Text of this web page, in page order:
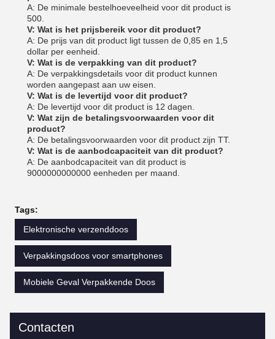
A: De minimale bestelhoeveelheid voor dit product is
500.
V: Wat is het prijsbereik voor dit product?
A: De prijs van dit product ligt tussen de 0,85 en 1,5
dollar per eenheid.
V: Wat is de verpakking van dit product?
A: De verpakkingsdetails voor dit product kunnen
worden aangepast aan uw eisen.
V: Wat is de levertijd voor dit product?
A: De levertijd voor dit product is 12 dagen.
V: Wat zijn de betalingsvoorwaarden voor dit
product?
A: De betalingsvoorwaarden voor dit product zijn TT.
V: Wat is de aanbodcapaciteit van dit product?
A: De aanbodcapaciteit van dit product is
9000000000000 eenheden per maand.
Tags:
Elektronische verzenddoos
Verpakkingsdoos voor smartphones
Mobiele Geval Verpakkende Doos
Contacten